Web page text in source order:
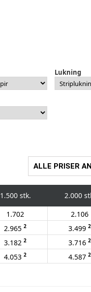
Lukning
ALLE PRISER
1.500 stk. 2.000
1.702 2.106
2.965 2 3.499 2
3.182 2 3.716 2
4.053 2 4.587 2